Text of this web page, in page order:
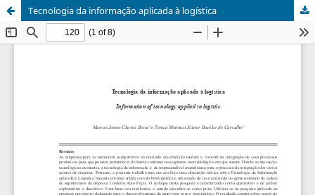
Tecnologia da informação aplicada à logística